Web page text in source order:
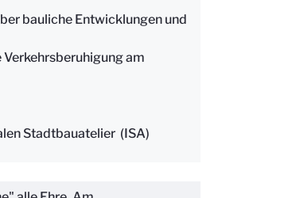
bauliche Entwicklungen und
am
Stadtbauatelier (ISA)